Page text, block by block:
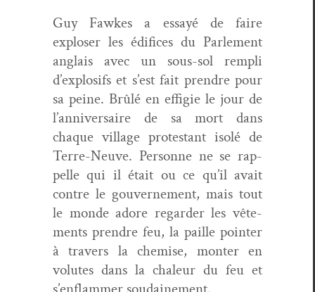
Guy Fawkes a essayé de faire
explos­er les édi­fices du Par­lement
anglais avec un sous-sol rem­pli
d’explosifs et s’est fait pren­dre pour
sa peine. Brûlé en effigie le jour de
l’anniversaire de sa mort dans
chaque vil­lage protes­tant isolé de
Terre-Neuve. Per­son­ne ne se rap­
pelle qui il était ou ce qu’il avait
con­tre le gou­verne­ment, mais tout
le monde adore regarder les vête­
ments pren­dre feu, la paille point­er
à tra­vers la chemise, mon­ter en
volutes dans la chaleur du feu et